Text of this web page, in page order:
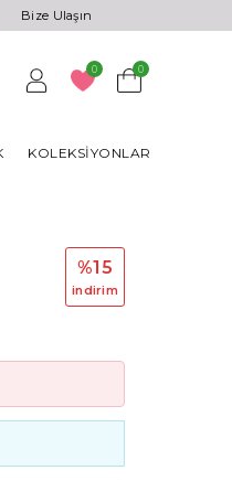
Bize Ulaşın
0 0
KOLEKSIYONLAR
%15
i̇ndi̇ri̇m